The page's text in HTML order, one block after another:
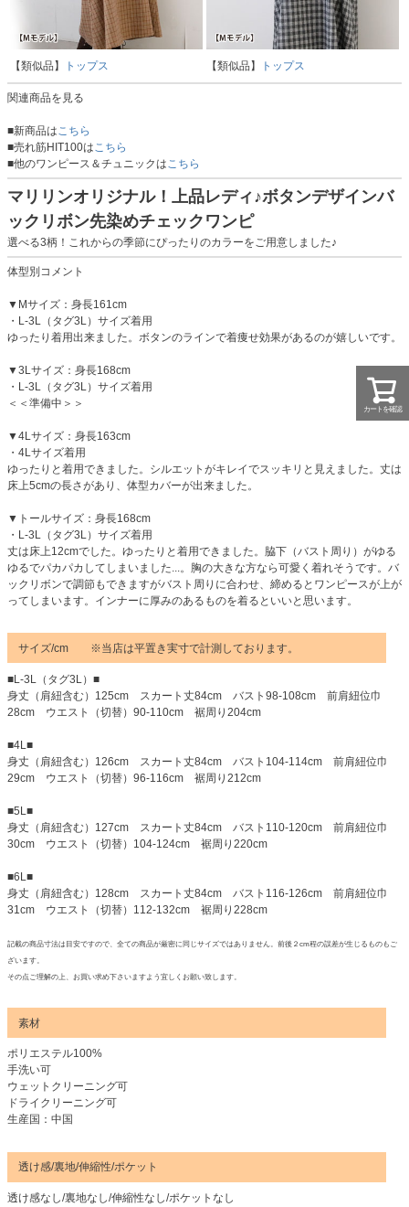
【類似品】 トップス 【類似品】 トップス
関連商品を見る
■新商品は こちら
■売れ筋HIT100は こちら
■他のワンピース＆チュニックは こちら
マリリンオリジナル！上品レディ♪ボタンデザインバ
ックリボン先染めチェックワンピ
選べる3柄！これからの季節にぴったりのカラーをご用意しました♪
体型別コメント
▼Mサイズ：身長161cm
・L-3L（タグ3L）サイズ着用
ゆったり着用出来ました。ボタンのラインで着痩せ効果があるのが嬉しいです。
▼3Lサイズ：身長168cm
・L-3L（タグ3L）サイズ着用
＜＜準備中＞＞
▼4Lサイズ：身長163cm
・4Lサイズ着用
ゆったりと着用できました。シルエットがキレイでスッキリと見えました。丈は
床上5cmの長さがあり、体型カバーが出来ました。
▼トールサイズ：身長168cm
・L-3L（タグ3L）サイズ着用
丈は床上12cmでした。ゆったりと着用できました。脇下（バスト周り）がゆる
ゆるでパカパカしてしまいました...。胸の大きな方なら可愛く着れそうです。バ
ックリボンで調節もできますがバスト周りに合わせ、締めるとワンピースが上が
ってしまいます。インナーに厚みのあるものを着るといいと思います。
サイズ/cm ※当店は平置き実寸で計測しております。
■L-3L（タグ3L）■
身丈（肩紐含む）125cm スカート丈84cm バスト98-108cm 前肩紐位巾
28cm ウエスト（切替）90-110cm 裾周り204cm
■4L■
身丈（肩紐含む）126cm スカート丈84cm バスト104-114cm 前肩紐位巾
29cm ウエスト（切替）96-116cm 裾周り212cm
■5L■
身丈（肩紐含む）127cm スカート丈84cm バスト110-120cm 前肩紐位巾
30cm ウエスト（切替）104-124cm 裾周り220cm
■6L■
身丈（肩紐含む）128cm スカート丈84cm バスト116-126cm 前肩紐位巾
31cm ウエスト（切替）112-132cm 裾周り228cm
記載の商品寸法は目安ですので、全ての商品が厳密に同じサイズではありません。前後２cm程の誤差が生じるものもご
ざいます。
その点ご理解の上、お買い求め下さいますよう宜しくお願い致します。
素材
ポリエステル100%
手洗い可
ウェットクリーニング可
ドライクリーニング可
生産国：中国
透け感/裏地/伸縮性/ポケット
透け感なし/裏地なし/伸縮性なし/ポケットなし
カートを確認